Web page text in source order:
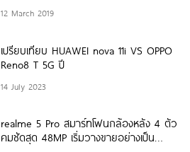
12 March 2019
เปรียบเทียบ HUAWEI nova 11i VS OPPO
Reno8 T 5G ปี
14 July 2023
realme 5 Pro สมาร์ทโฟนกล้องหลัง 4 ตัว
คมชัดสุด 48MP เริ่มวางขายอย่างเป็น